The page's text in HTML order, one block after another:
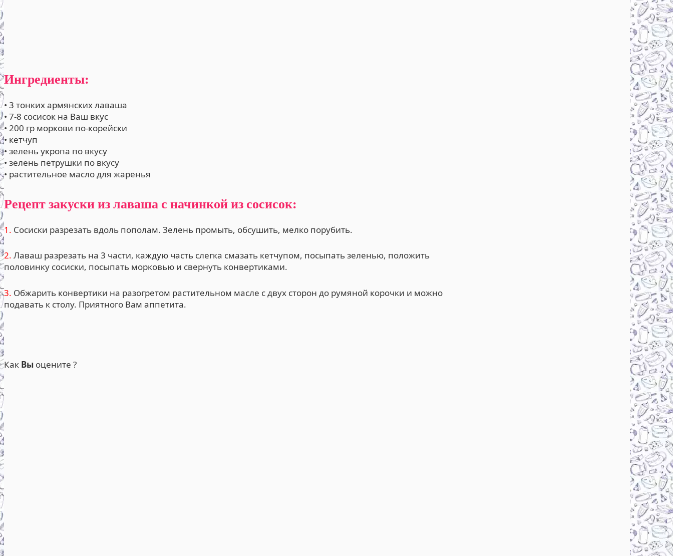
Ингредиенты:
• 3 тонких армянских лаваша
• 7-8 сосисок на Ваш вкус
• 200 гр моркови по-корейски
• кетчуп
• зелень укропа по вкусу
• зелень петрушки по вкусу
• растительное масло для жаренья
Рецепт закуски из лаваша с начинкой из сосисок:
1. Сосиски разрезать вдоль пополам. Зелень промыть, обсушить, мелко порубить.
2. Лаваш разрезать на 3 части, каждую часть слегка смазать кетчупом, посыпать зеленью, положить
половинку сосиски, посыпать морковью и свернуть конвертиками.
3. Обжарить конвертики на разогретом растительном масле с двух сторон до румяной корочки и можно
подавать к столу. Приятного Вам аппетита.
Как Вы оцените ?